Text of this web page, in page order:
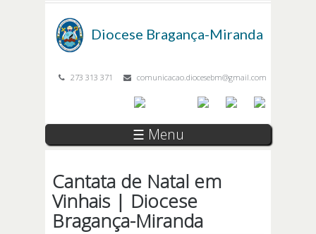
Diocese Bragança-Miranda
273 313 371 comunicacao.diocesebm@gmail.com
☰ Menu
Cantata de Natal em
Vinhais | Diocese
Bragança-Miranda